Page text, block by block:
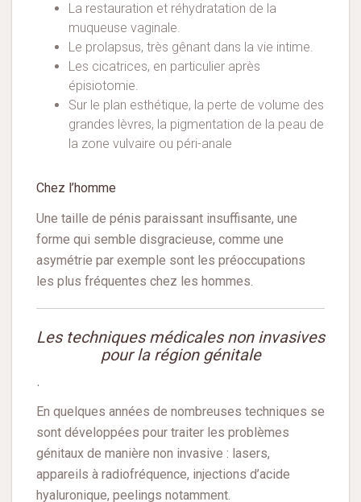
La restauration et réhydratation de la
muqueuse vaginale.
Le prolapsus, très gênant dans la vie intime.
Les cicatrices, en particulier après
épisiotomie.
Sur le plan esthétique, la perte de volume des
grandes lèvres, la pigmentation de la peau de
la zone vulvaire ou péri-anale
Chez l’homme
Une taille de pénis paraissant insuffisante, une
forme qui semble disgracieuse, comme une
asymétrie par exemple sont les préoccupations
les plus fréquentes chez les hommes.
Les techniques médicales non invasives
pour la région génitale
.
En quelques années de nombreuses techniques se
sont développées pour traiter les problèmes
génitaux de manière non invasive : lasers,
appareils à radiofréquence, injections d’acide
hyaluronique, peelings notamment.